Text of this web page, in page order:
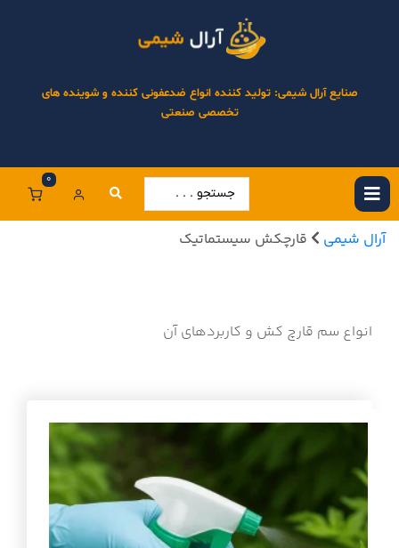
صنایع آرال شیمی: تولید کننده انواع ضدعفونی کننده و شوینده های
تخصصی صنعتی
0
آرال شیمی قارچکش سیستماتیک
انواع سم قارچ کش و کاربردهای آن